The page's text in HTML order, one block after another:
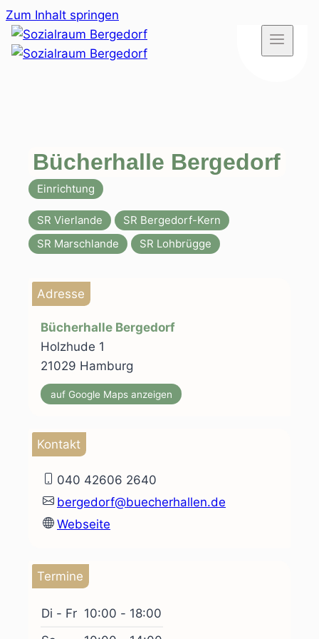
Zum Inhalt springen
Bücherhalle Bergedorf
Einrichtung
SR Vierlande
SR Bergedorf-Kern
SR Marschlande
SR Lohbrügge
Adresse
Bücherhalle Bergedorf
Holzhude 1
21029 Hamburg
auf Google Maps anzeigen
Kontakt
040 42606 2640
bergedorf@buecherhallen.de
Webseite
Termine
Di - Fr 10:00 - 18:00